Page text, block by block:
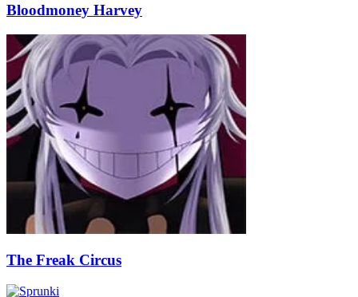
Bloodmoney Harvey
The Freak Circus